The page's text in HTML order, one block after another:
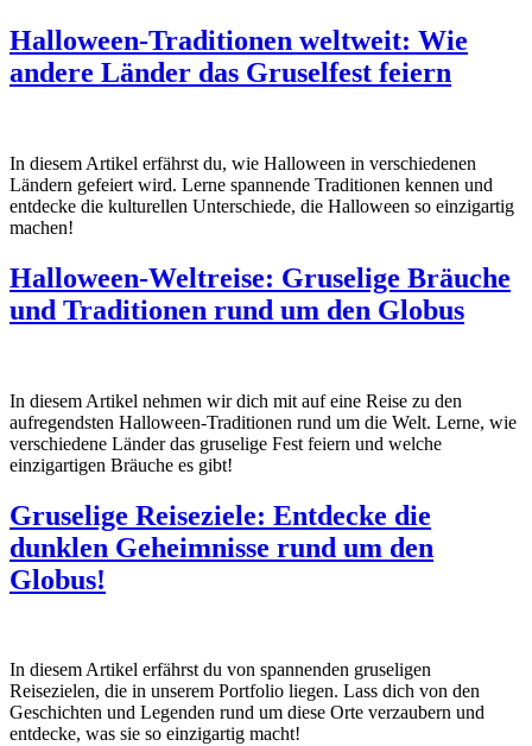
Halloween-Traditionen weltweit: Wie
andere Länder das Gruselfest feiern
In diesem Artikel erfährst du, wie Halloween in verschiedenen
Ländern gefeiert wird. Lerne spannende Traditionen kennen und
entdecke die kulturellen Unterschiede, die Halloween so einzigartig
machen!
Halloween-Weltreise: Gruselige Bräuche
und Traditionen rund um den Globus
In diesem Artikel nehmen wir dich mit auf eine Reise zu den
aufregendsten Halloween-Traditionen rund um die Welt. Lerne, wie
verschiedene Länder das gruselige Fest feiern und welche
einzigartigen Bräuche es gibt!
Gruselige Reiseziele: Entdecke die
dunklen Geheimnisse rund um den
Globus!
In diesem Artikel erfährst du von spannenden gruseligen
Reisezielen, die in unserem Portfolio liegen. Lass dich von den
Geschichten und Legenden rund um diese Orte verzaubern und
entdecke, was sie so einzigartig macht!